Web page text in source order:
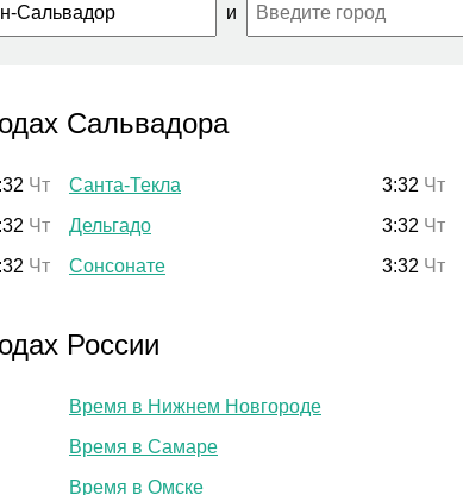
и
Сальвадора
Чт
Чт
Чт
Санта-Текла 3:32 Чт
Дельгадо
3:32 Чт
Сонсонате
3:32 Чт
России
Время в Нижнем Новгороде
Время в Самаре
Время в Омске